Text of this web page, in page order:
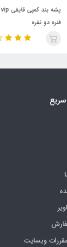
فنره دو نفره
وبسایت